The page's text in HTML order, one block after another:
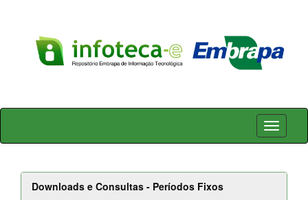
Skip
Downloads e Consultas - Períodos Fixos